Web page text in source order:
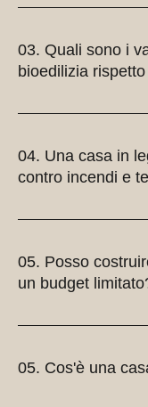
03. Quali sono i
bioedilizia
04. Una casa in
contro incendi e
05. Posso
un budget
05. Cos'è una